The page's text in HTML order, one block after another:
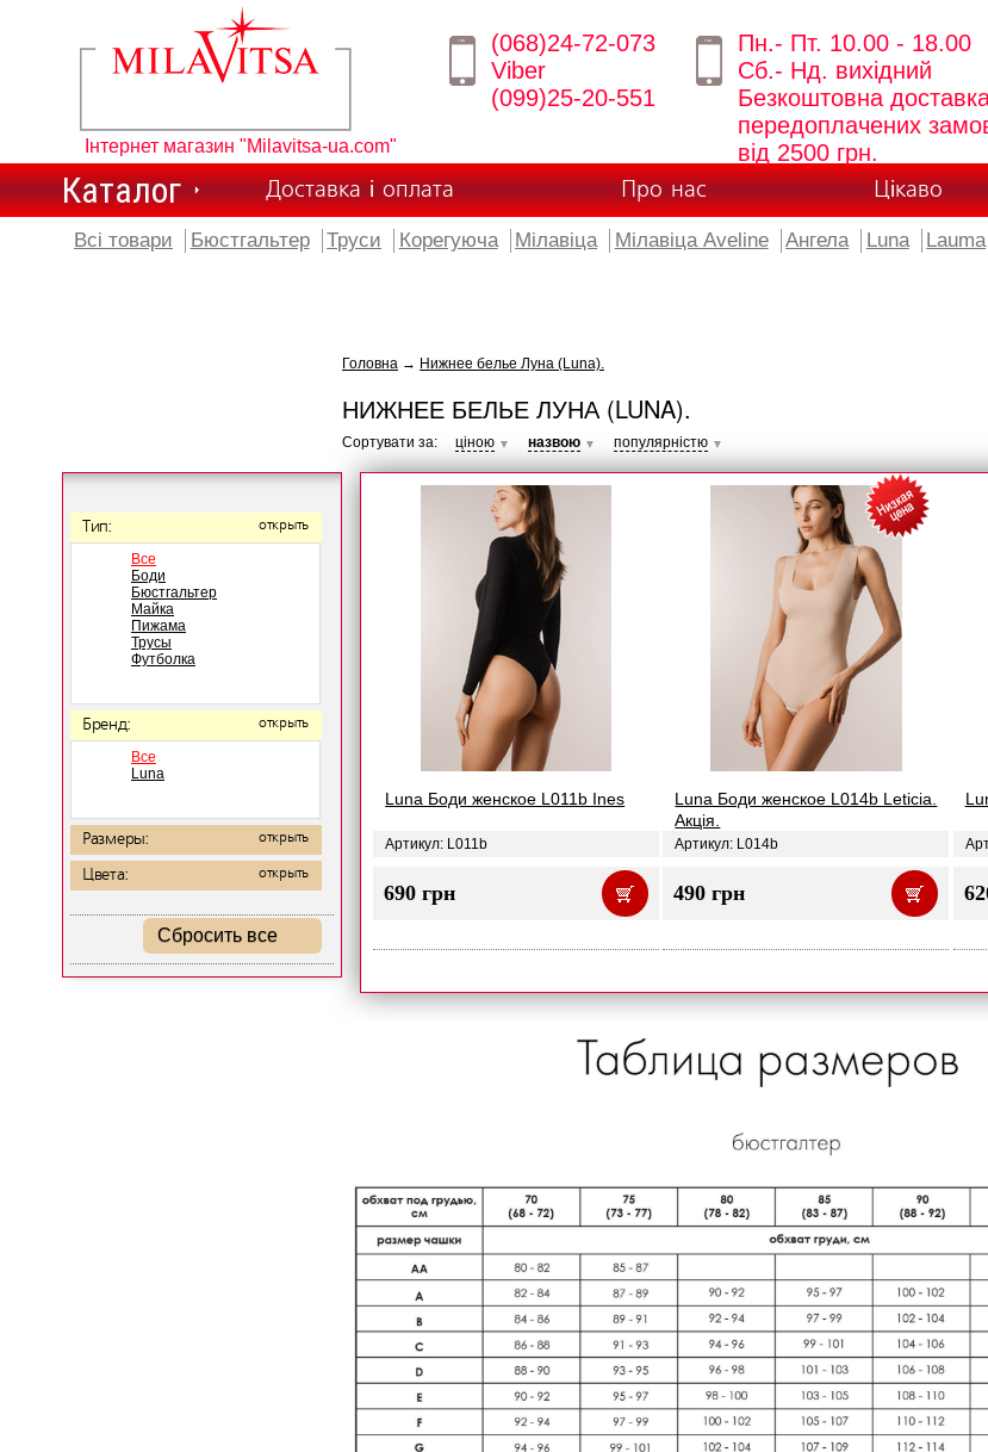
Інтернет магазин "Milavitsa-ua.com"
(068)24-72-073
Viber
(099)25-20-551
Пн.- Пт. 10.00 - 18.00
Сб.- Нд. вихідний
Безкоштовна
передоплачених
від 2500 грн.
Каталог Доставка і оплата Про нас Цікаво
Всі товари Бюстгальтер Труси Корегуюча Мілавіца Мілавіца Aveline Ангела Luna Lauma
Тип: открыть
Все
Боди
Бюстгальтер
Майка
Пижама
Трусы
Футболка
Бренд: открыть
Все
Luna
Размеры: открыть
Цвета: открыть
Сбросить все
Головна → Нижнее белье Луна (Luna).
НИЖНЕЕ БЕЛЬЕ ЛУНА (LUNA).
Сортувати за: ціною ▼ назвою ▼ популярністю ▼
Luna Боди женское L011b Ines
Артикул: L011b
690 грн
Luna Боди женское L014b Leticia.
Акція.
Артикул: L014b
490 грн